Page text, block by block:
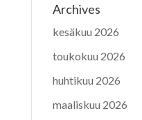
Archives
kesäkuu 2026
toukokuu 2026
huhtikuu 2026
maaliskuu 2026